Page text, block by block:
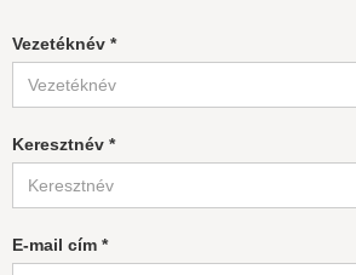
Vezetéknév *
Keresztnév *
E-mail cím *